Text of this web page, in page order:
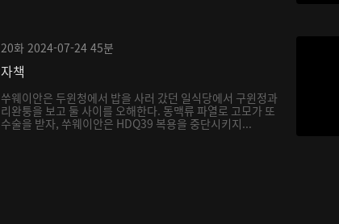
20화 2024-07-24 45분
자책
쑤웨이안은 두윈청에서 밥을 사러 갔던 일식당에서 구윈정과
리완퉁을 보고 둘 사이를 오해한다. 동맥류 파열로 고모가 또
수술을 받자, 쑤웨이안은 HDQ39 복용을 중단시키지...